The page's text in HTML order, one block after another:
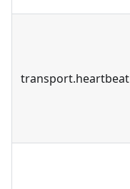
transport.heartbeat